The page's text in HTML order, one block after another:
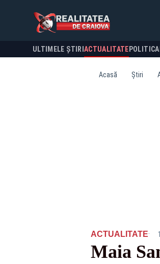
ULTIMELE ȘTIRI ACTUALITATE POLITICA
Acasă Știri
ACTUALITATE·
Maia